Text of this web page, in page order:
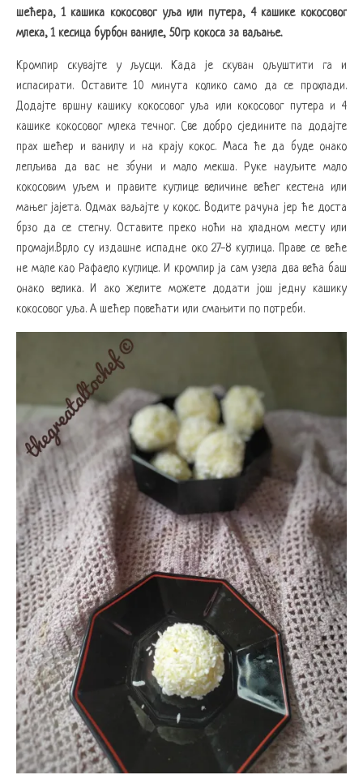
шећера, 1 кашика кокосовог уља или путера, 4 кашике кокосовог
млека, 1 кесица бурбон ваниле, 50гр кокоса за ваљање.
Кромпир скувајте у љусци. Када је скуван ољуштити га и
испасирати. Оставите 10 минута колико само да се прохлади.
Додајте вршну кашику кокосовог уља или кокосовог путера и 4
кашике кокосовог млека течног. Све добро сједините па додајте
прах шећер и ванилу и на крају кокос. Маса ће да буде онако
лепљива да вас не збуни и мало мекша. Руке науљите мало
кокосовим уљем и правите куглице величине већег кестена или
мањег јајета. Одмах ваљајте у кокос. Водите рачуна јер ће доста
брзо да се стегну. Оставите преко ноћи на хладном месту или
промаји.Врло су издашне испадне око 27-8 куглица. Праве се веће
не мале као Рафаело куглице. И кромпир ја сам узела два већа баш
онако велика. И ако желите можете додати још једну кашику
кокосовог уља. А шећер повећати или смањити по потреби.